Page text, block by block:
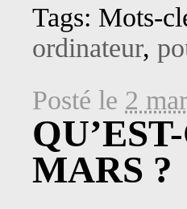
Tags: Mots-
ordinateur,
Posté le 2
MARS ?